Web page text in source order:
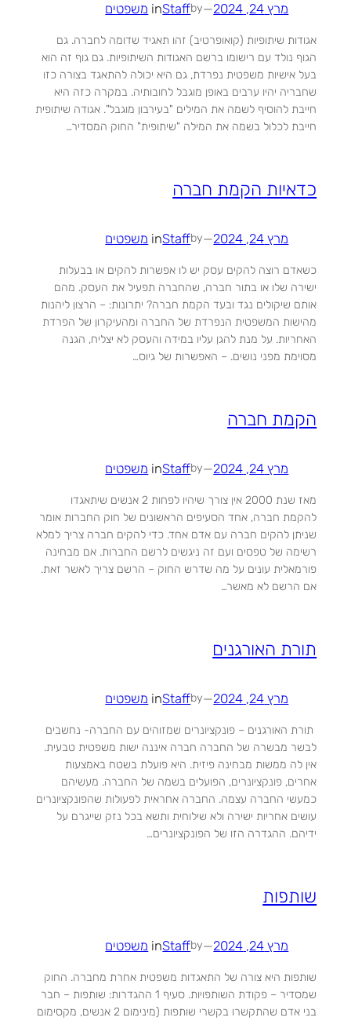
מרץ 24, 2024 —
by
Staff
in משפטים
אגודות שיתופיות (קואופרטיב) זהו תאגיד שדומה לחברה. גם
הגוף נולד עם רישומו ברשם האגודות השיתופיות. גם גוף זה הוא
בעל אישיות משפטית נפרדת, גם היא יכולה להתאגד בצורה כזו
שחבריה יהיו ערבים באופן מוגבל לחובותיה. במקרה כזה היא
חייבת להוסיף לשמה את המילים "בעירבון מוגבל". אגודה שיתופית
חייבת לכלול בשמה את המילה "שיתופית" החוק המסדיר…
כדאיות הקמת חברה
מרץ 24, 2024 —
by
Staff
in משפטים
כשאדם רוצה להקים עסק יש לו אפשרות להקים או בבעלות
ישירה שלו או בתור חברה, שהחברה תפעיל את העסק. מהם
אותם שיקולים נגד ובעד הקמת חברה? יתרונות: – הרצון ליהנות
מהישות המשפטית הנפרדת של החברה ומהעיקרון של הפרדת
האחריות. על מנת להגן עליו במידה והעסק לא יצליח, הגנה
מסוימת מפני נושים. – האפשרות של גיוס…
הקמת חברה
מרץ 24, 2024 —
by
Staff
in משפטים
מאז שנת 2000 אין צורך שיהיו לפחות 2 אנשים שיתאגדו
להקמת חברה, אחד הסעיפים הראשונים של חוק החברות אומר
שניתן להקים חברה עם אדם אחד. כדי להקים חברה צריך למלא
רשימה של טפסים ועם זה ניגשים לרשם החברות. אם מבחינה
פורמאלית עונים על מה שדרש החוק – הרשם צריך לאשר זאת.
אם הרשם לא מאשר…
תורת האורגנים
מרץ 24, 2024 —
by
Staff
in משפטים
תורת האורגנים – פונקציונרים שמזוהים עם החברה- נחשבים
לבשר מבשרה של החברה חברה איננה ישות משפטית טבעית.
אין לה ממשות מבחינה פיזית. היא פועלת בשטח באמצעות
אחרים, פונקציונרים, הפועלים בשמה של החברה. מעשיהם
כמעשי החברה עצמה. החברה אחראית לפעולות שהפונקציונרים
עושים אחריות ישירה ולא שילוחית ותשא בכל נזק שייגרם על
ידיהם. ההגדרה הזו של הפונקציונרים…
שותפות
מרץ 24, 2024 —
by
Staff
in משפטים
שותפות היא צורה של התאגדות משפטית אחרת מחברה. החוק
שמסדיר – פקודת השותפויות. סעיף 1 ההגדרות: שותפות – חבר
בני אדם שהתקשרו בקשרי שותפות (מינימום 2 אנשים, מקסימום